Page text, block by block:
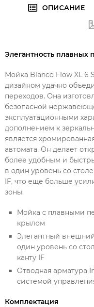
ОПИСАНИЕ
Элегантность плавных
Мойка Blanco Flow XL 6
дизайном удачно
переходов. Она
безопасной
эксплуатационными
дополнением к
является
автомата. Он делает
более удобным и
в один уровень со
IF, что еще больше
зоны.
Мойка с плавными
крылом
Элегантный
один уровень со
канту IF
Отводная арматура
системой
Комплектация